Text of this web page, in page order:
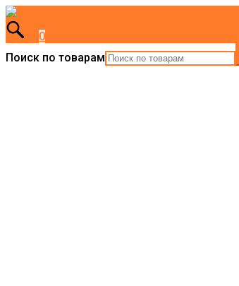
0
Поиск по товарам